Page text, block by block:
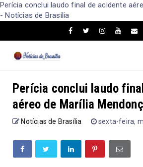
Perícia conclui laudo final de acidente
- Notícias de Brasília
Perícia conclui laudo
aéreo de Marília
Notícias de Brasília sexta-feira,